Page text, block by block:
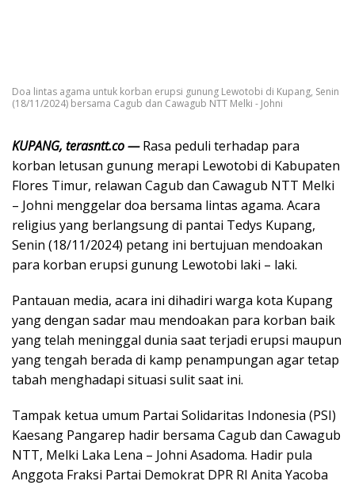
Doa lintas agama untuk korban erupsi gunung Lewotobi di Kupang, Senin
(18/11/2024) bersama Cagub dan Cawagub NTT Melki - Johni
KUPANG, terasntt.co —Rasa peduli terhadap para
korban letusan gunung merapi Lewotobi di Kabupaten
Flores Timur, relawan Cagub dan Cawagub NTT Melki
– Johni menggelar doa bersama lintas agama. Acara
religius yang berlangsung di pantai Tedys Kupang,
Senin (18/11/2024) petang ini bertujuan mendoakan
para korban erupsi gunung Lewotobi laki – laki.
Pantauan media, acara ini dihadiri warga kota Kupang
yang dengan sadar mau mendoakan para korban baik
yang telah meninggal dunia saat terjadi erupsi maupun
yang tengah berada di kamp penampungan agar tetap
tabah menghadapi situasi sulit saat ini.
Tampak ketua umum Partai Solidaritas Indonesia (PSI)
Kaesang Pangarep hadir bersama Cagub dan Cawagub
NTT, Melki Laka Lena – Johni Asadoma. Hadir pula
Anggota Fraksi Partai Demokrat DPR RI Anita Yacoba